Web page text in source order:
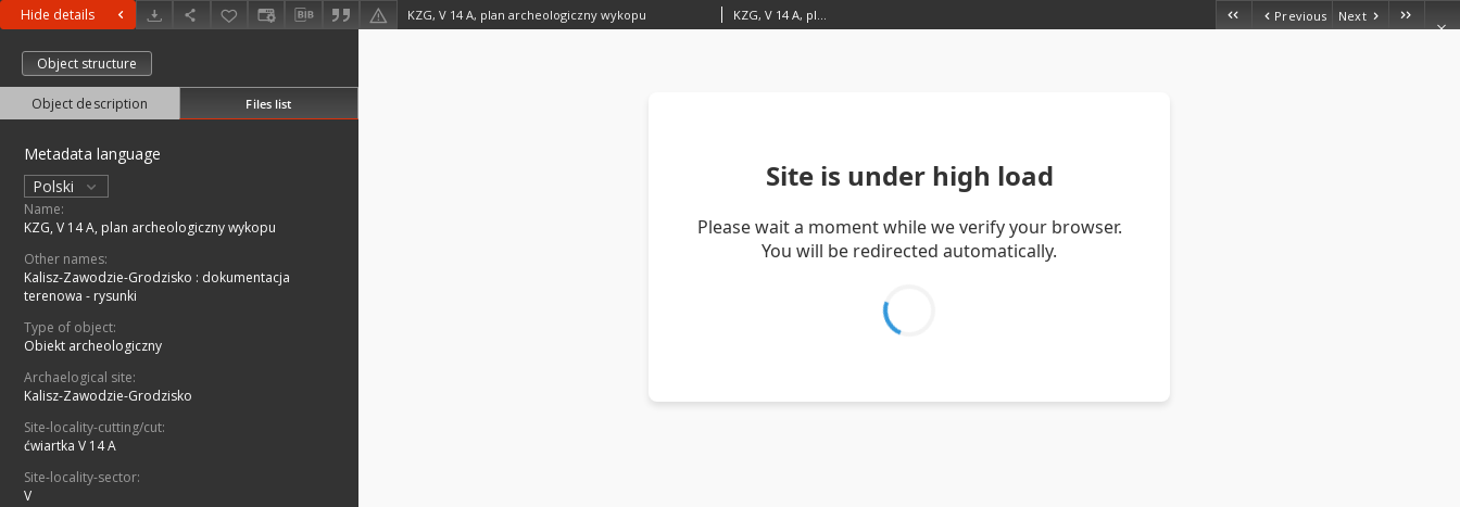
Hide details KZG, V 14 A, plan archeologiczny wykopu KZG, V 14 A, plan archeologiczny wykopu średniowiecze wczesne Previous Next
Object structure
Object description Files list
Metadata language
Polski
Name:
KZG, V 14 A, plan archeologiczny wykopu
Other names:
Kalisz-Zawodzie-Grodzisko : dokumentacja
terenowa - rysunki
Type of object:
Obiekt archeologiczny
Archaelogical site:
Kalisz-Zawodzie-Grodzisko
Site-locality-cutting/cut:
ćwiartka V 14 A
Site-locality-sector:
V